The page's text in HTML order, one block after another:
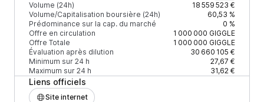
Volume (24h)
18 559 523 €
Volume/Capitalisation boursière (24h)
60,53 %
Prédominance sur la cap. du marché
0 %
Offre en circulation
1 000 000 GIGGLE
Offre Totale
1 000 000 GIGGLE
Évaluation après dilution
30 660 105 €
Minimum sur 24 h
27,67 €
Maximum sur 24 h
31,62 €
Liens officiels
Site internet